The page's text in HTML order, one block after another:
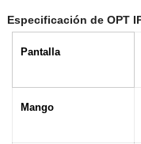
Especificación de OPT
Pantalla
Mango